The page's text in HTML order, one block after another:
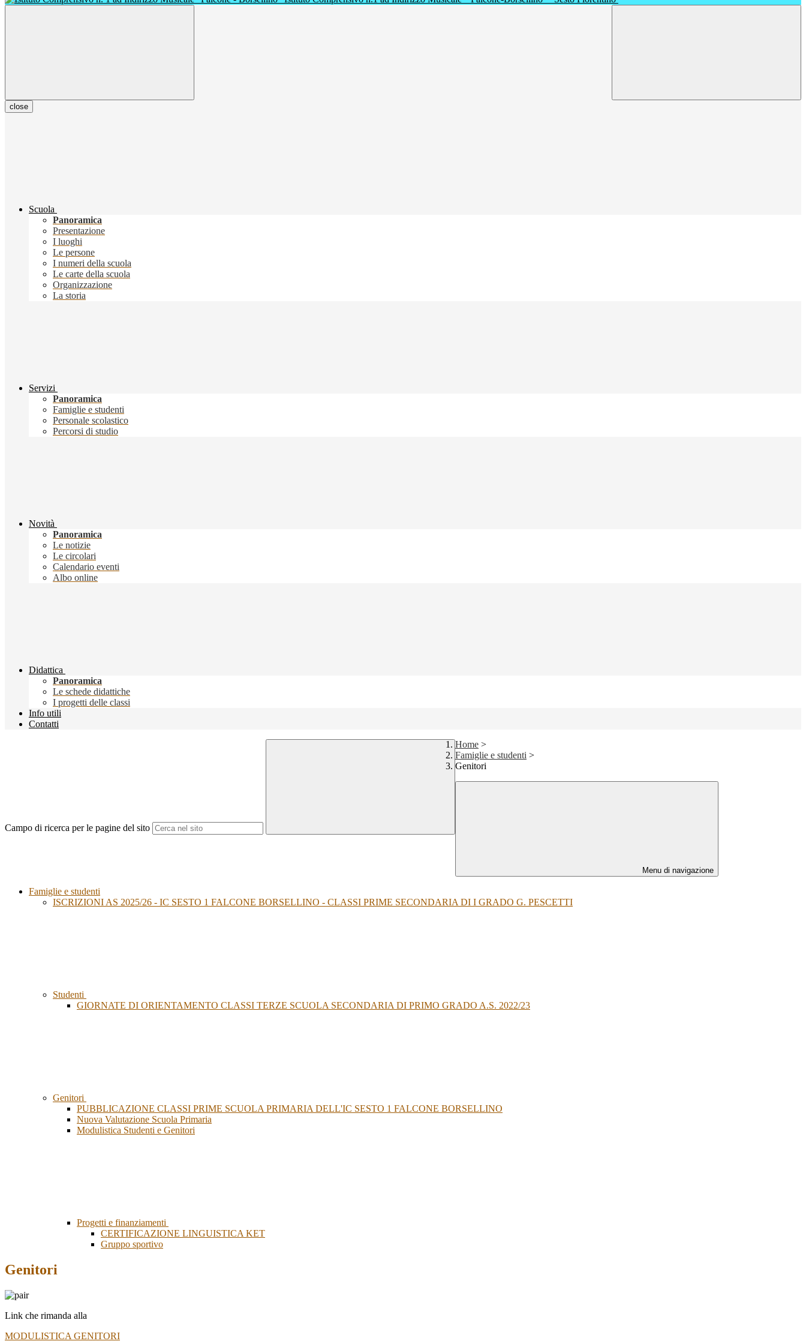
close
Scuola
Panoramica
Presentazione
I luoghi
Le persone
I numeri della scuola
Le carte della scuola
Organizzazione
La storia
Servizi
Panoramica
Famiglie e studenti
Personale scolastico
Percorsi di studio
Novità
Panoramica
Le notizie
Le circolari
Calendario eventi
Albo online
Didattica
Panoramica
Le schede didattiche
I progetti delle classi
Info utili
Contatti
Campo di ricerca per le pagine del sito
Home >
Famiglie e studenti >
Genitori
Menu di navigazione
Famiglie e studenti
ISCRIZIONI AS 2025/26 - IC SESTO 1 FALCONE BORSELLINO - CLASSI PRIME SECONDARIA DI I GRADO G. PESCETTI
Studenti
GIORNATE DI ORIENTAMENTO CLASSI TERZE SCUOLA SECONDARIA DI PRIMO GRADO A.S. 2022/23
Genitori
PUBBLICAZIONE CLASSI PRIME SCUOLA PRIMARIA DELL'IC SESTO 1 FALCONE BORSELLINO
Nuova Valutazione Scuola Primaria
Modulistica Studenti e Genitori
Progetti e finanziamenti
CERTIFICAZIONE LINGUISTICA KET
Gruppo sportivo
Genitori
Link che rimanda alla
MODULISTICA GENITORI